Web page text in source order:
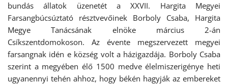
bundás állatok üzenetét a XXVII. Hargita Megyei
Farsangbúcsúztató résztvevőinek Borboly Csaba, Hargita
Megye Tanácsának elnöke március 2-án
Csíkszentdomokoson. Az évente megszervezett megyei
farsangnak idén e község volt a házigazdája. Borboly Csaba
szerint a megyében élő 1500 medve élelmiszerigénye heti
ugyanennyi tehén ahhoz, hogy békén hagyják az embereket